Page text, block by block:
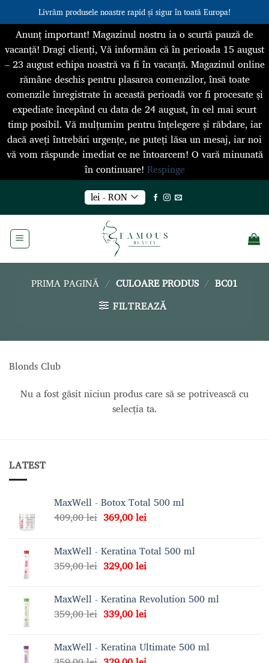
Livrăm produsele noastre rapid și sigur în toată Europa!
Anunț important! Magazinul nostru ia o scurtă pauză de
vacanță! Dragi clienți, Vă informăm că în perioada 15 august
– 23 august echipa noastră va fi în vacanță. Magazinul online
rămâne deschis pentru plasarea comenzilor, însă toate
comenzile înregistrate în această perioadă vor fi procesate și
expediate începând cu data de 24 august, în cel mai scurt
timp posibil. Vă mulțumim pentru înțelegere și răbdare, iar
dacă aveți întrebări urgențe, ne puteți lăsa un mesaj, iar noi
vă vom răspunde imediat ce ne întoarcem! O vară minunată
în continuare! Respinge
content
lei - RON
PRIMA PAGINĂ / CULOARE PRODUS / BC01
FILTREAZĂ
Blonds Club
Nu a fost găsit niciun produs care să se potrivească cu
selecția ta.
LATEST
MaxWell - Botox Total 500 ml
409,00lei Prețul
fost:
409,00 lei.
369,00leiPrețul
369,00 lei.
MaxWell - Keratina Total 500 ml
359,00lei Prețul
fost:
359,00 lei.
329,00leiPrețul
329,00 lei.
MaxWell - Keratina Revolution 500 ml
359,00lei Prețul
fost:
339,00leiPrețul
339,00 lei.
MaxWell - Keratina Ultimate 500 ml